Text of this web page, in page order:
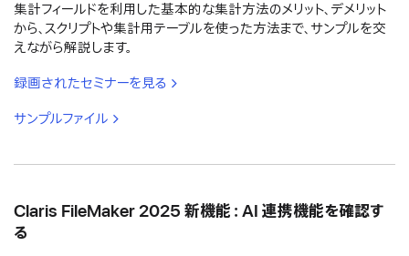
集計フィールドを利用した基本的な集計方法のメリット、デメリット
から、スクリプトや集計用テーブルを使った方法まで、サンプルを交
えながら解説します。
録画されたセミナーを見る
サンプルファイル
Claris FileMaker 2025 新機能：AI 連携機能を確認す
る